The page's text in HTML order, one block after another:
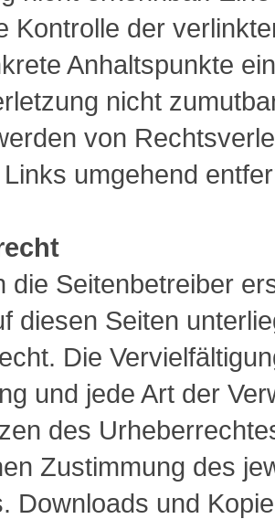
Kontrolle der
Anhaltspunkte
nicht
von
umgehend
die Seitenbetreiber
diesen Seiten
Die
und jede Art der
des
Zustimmung des
Downloads und